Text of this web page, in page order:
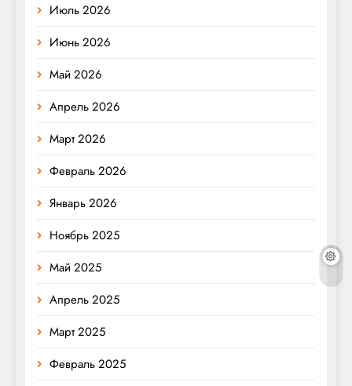
Июль 2026
Июнь 2026
Май 2026
Апрель 2026
Март 2026
Февраль 2026
Январь 2026
Ноябрь 2025
Май 2025
Апрель 2025
Март 2025
Февраль 2025